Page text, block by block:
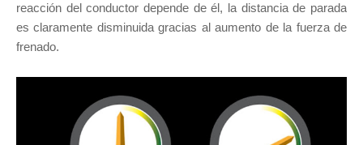
reacción del conductor depende de él, la distancia de parada
es claramente disminuida gracias al aumento de la fuerza de
frenado.